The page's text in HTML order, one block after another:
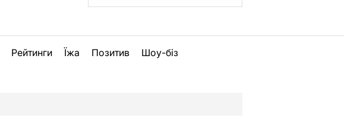
Рейтинги Їжа Позитив Шоу-біз